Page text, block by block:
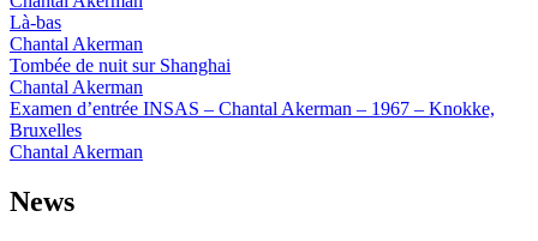
Là-bas
Chantal Akerman
Tombée de nuit sur Shanghai
Chantal Akerman
Examen d’entrée INSAS – Chantal Akerman – 1967 – Knokke,
Bruxelles
Chantal Akerman
News